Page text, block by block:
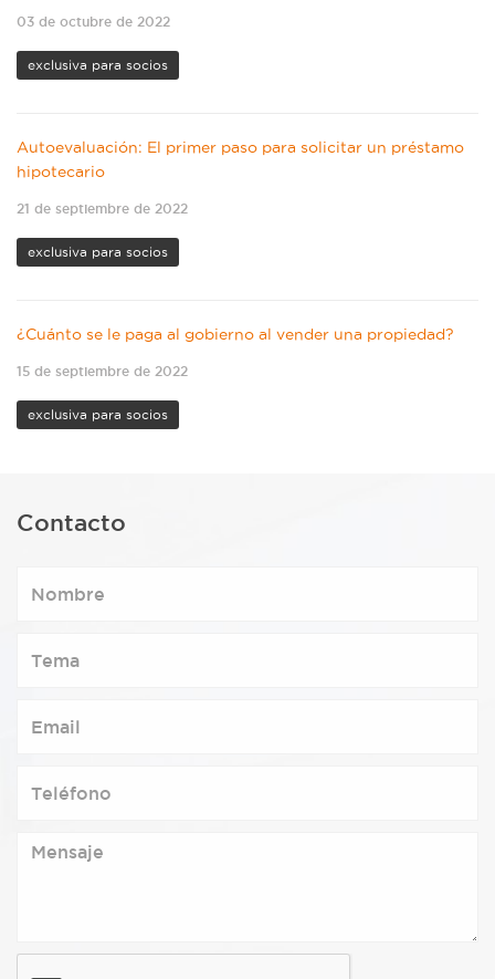
03 de octubre de 2022
exclusiva para socios
Autoevaluación: El primer paso para solicitar un préstamo
hipotecario
21 de septiembre de 2022
exclusiva para socios
¿Cuánto se le paga al gobierno al vender una propiedad?
15 de septiembre de 2022
exclusiva para socios
Contacto